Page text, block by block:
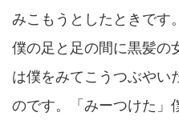
みこもうとしたときです。
僕の足と足の間に黒髪の
は僕をみてこうつぶやい
のです。「みーつけた」